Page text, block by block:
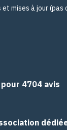
mises à jour (pas
4704 avis